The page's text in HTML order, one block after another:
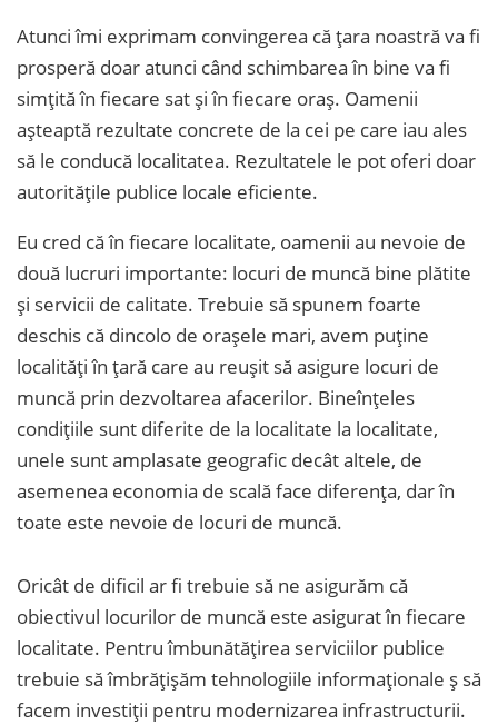
Atunci îmi exprimam convingerea că țara noastră va fi
prosperă doar atunci când schimbarea în bine va fi
simțită în fiecare sat și în fiecare oraș. Oamenii
așteaptă rezultate concrete de la cei pe care iau ales
să le conducă localitatea. Rezultatele le pot oferi doar
autoritățile publice locale eficiente.
Eu cred că în fiecare localitate, oamenii au nevoie de
două lucruri importante: locuri de muncă bine plătite
și servicii de calitate. Trebuie să spunem foarte
deschis că dincolo de orașele mari, avem puține
localități în țară care au reușit să asigure locuri de
muncă prin dezvoltarea afacerilor. Bineînțeles
condițiile sunt diferite de la localitate la localitate,
unele sunt amplasate geografic decât altele, de
asemenea economia de scală face diferența, dar în
toate este nevoie de locuri de muncă.
Oricât de dificil ar fi trebuie să ne asigurăm că
obiectivul locurilor de muncă este asigurat în fiecare
localitate. Pentru îmbunătățirea serviciilor publice
trebuie să îmbrățișăm tehnologiile informaționale ș să
facem investiții pentru modernizarea infrastructurii.